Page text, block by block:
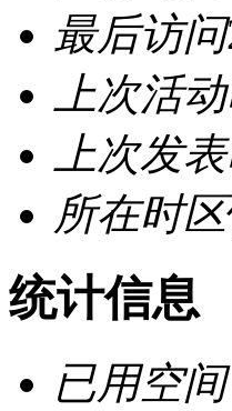
最后访问
上次活
上次发
所在时区
统计信息
已用空间